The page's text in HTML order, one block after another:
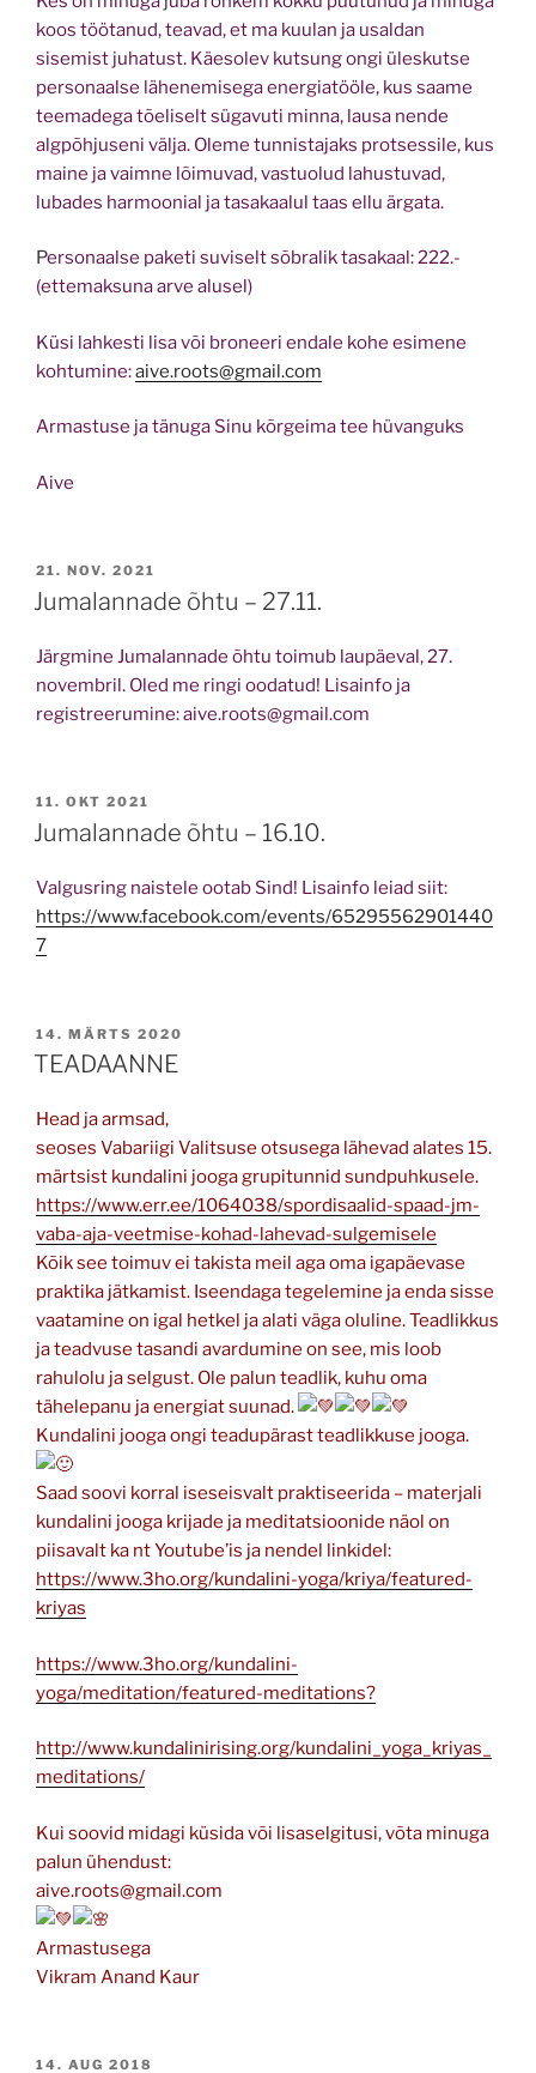
koos töötanud, teavad, et ma kuulan ja usaldan
sisemist juhatust. Käesolev kutsung ongi üleskutse
personaalse lähenemisega energiatööle, kus saame
teemadega tõeliselt sügavuti minna, lausa nende
algpõhjuseni välja. Oleme tunnistajaks protsessile, kus
maine ja vaimne lõimuvad, vastuolud lahustuvad,
lubades harmoonial ja tasakaalul taas ellu ärgata.
Personaalse paketi suviselt sõbralik tasakaal: 222.-
(ettemaksuna arve alusel)
Küsi lahkesti lisa või broneeri endale kohe esimene
kohtumine:aive.roots@gmail.com
Armastuse ja tänuga Sinu kõrgeima tee hüvanguks
Aive
POSTED
ON
21. NOV. 2021
Jumalannade õhtu – 27.11.
Järgmine Jumalannade õhtu toimub laupäeval, 27.
novembril. Oled me ringi oodatud! Lisainfo ja
registreerumine: aive.roots@gmail.com
POSTED
ON
11. OKT 2021
Jumalannade õhtu – 16.10.
Valgusring naistele ootab Sind! Lisainfo leiad siit:
https://www.facebook.com/events/65295562901440
7
POSTED
ON
14. MÄRTS 2020
TEADAANNE
Head ja armsad,
seoses Vabariigi Valitsuse otsusega lähevad alates 15.
märtsist kundalini jooga grupitunnid sundpuhkusele.
https://www.err.ee/1064038/spordisaalid-spaad-jm-
vaba-aja-veetmise-kohad-lahevad-sulgemisele
Kõik see toimuv ei takista meil aga oma igapäevase
praktika jätkamist. Iseendaga tegelemine ja enda sisse
vaatamine on igal hetkel ja alati väga oluline. Teadlikkus
ja teadvuse tasandi avardumine on see, mis loob
rahulolu ja selgust. Ole palun teadlik, kuhu oma
tähelepanu ja energiat suunad.
Kundalini jooga ongi teadupärast teadlikkuse jooga.
Saad soovi korral iseseisvalt praktiseerida – materjali
kundalini jooga krijade ja meditatsioonide näol on
piisavalt ka nt Youtube’is ja nendel linkidel:
https://www.3ho.org/kundalini-yoga/kriya/featured-
kriyas
https://www.3ho.org/kundalini-
yoga/meditation/featured-meditations?
http://www.kundalinirising.org/kundalini_yoga_kriyas_
meditations/
Kui soovid midagi küsida või lisaselgitusi, võta minuga
palun ühendust:
aive.roots@gmail.com
Armastusega
Vikram Anand Kaur
POSTED
14. AUG 2018